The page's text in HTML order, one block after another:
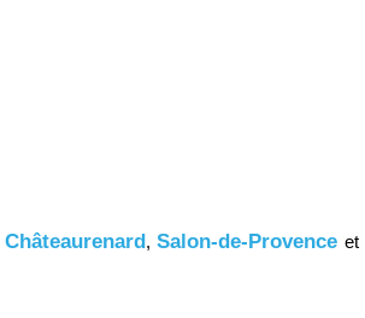
Châteaurenard,Salon-de-Provence et